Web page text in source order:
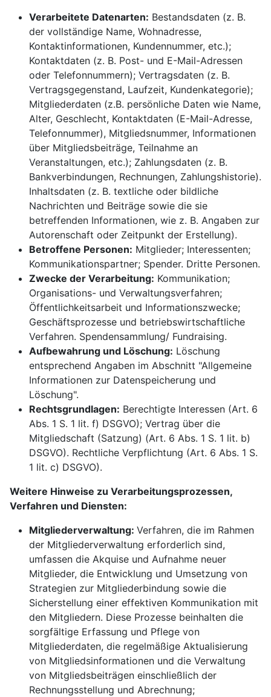
Verarbeitete Datenarten: Bestandsdaten (z. B.
der vollständige Name, Wohnadresse,
Kontaktinformationen, Kundennummer, etc.);
Kontaktdaten (z. B. Post- und E-Mail-Adressen
oder Telefonnummern); Vertragsdaten (z. B.
Vertragsgegenstand, Laufzeit, Kundenkategorie);
Mitgliederdaten (z.B. persönliche Daten wie Name,
Alter, Geschlecht, Kontaktdaten (E-Mail-Adresse,
Telefonnummer), Mitgliedsnummer, Informationen
über Mitgliedsbeiträge, Teilnahme an
Veranstaltungen, etc.); Zahlungsdaten (z. B.
Bankverbindungen, Rechnungen, Zahlungshistorie).
Inhaltsdaten (z. B. textliche oder bildliche
Nachrichten und Beiträge sowie die sie
betreffenden Informationen, wie z. B. Angaben zur
Autorenschaft oder Zeitpunkt der Erstellung).
Betroffene Personen: Mitglieder; Interessenten;
Kommunikationspartner; Spender. Dritte Personen.
Zwecke der Verarbeitung: Kommunikation;
Organisations- und Verwaltungsverfahren;
Öffentlichkeitsarbeit und Informationszwecke;
Geschäftsprozesse und betriebswirtschaftliche
Verfahren. Spendensammlung/ Fundraising.
Aufbewahrung und Löschung: Löschung
entsprechend Angaben im Abschnitt "Allgemeine
Informationen zur Datenspeicherung und
Löschung".
Rechtsgrundlagen: Berechtigte Interessen (Art. 6
Abs. 1 S. 1 lit. f) DSGVO); Vertrag über die
Mitgliedschaft (Satzung) (Art. 6 Abs. 1 S. 1 lit. b)
DSGVO). Rechtliche Verpflichtung (Art. 6 Abs. 1 S.
1 lit. c) DSGVO).
Weitere Hinweise zu Verarbeitungsprozessen,
Verfahren und Diensten:
Mitgliederverwaltung: Verfahren, die im Rahmen
der Mitgliederverwaltung erforderlich sind,
umfassen die Akquise und Aufnahme neuer
Mitglieder, die Entwicklung und Umsetzung von
Strategien zur Mitgliederbindung sowie die
Sicherstellung einer effektiven Kommunikation mit
den Mitgliedern. Diese Prozesse beinhalten die
sorgfältige Erfassung und Pflege von
Mitgliederdaten, die regelmäßige Aktualisierung
von Mitgliedsinformationen und die Verwaltung
von Mitgliedsbeiträgen einschließlich der
Rechnungsstellung und Abrechnung;